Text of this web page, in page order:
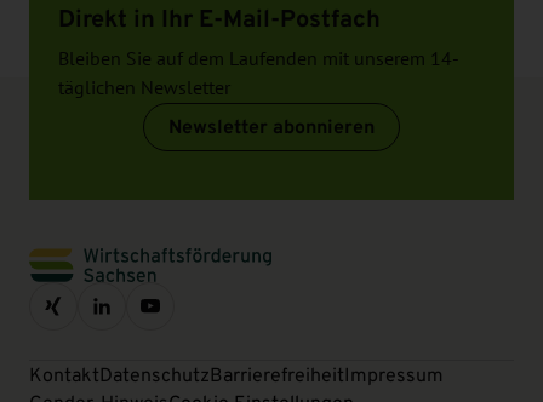
Direkt in Ihr E-Mail-Postfach
Bleiben Sie auf dem Laufenden mit unserem 14-
täglichen Newsletter
Newsletter abonnieren
KontaktDatenschutzBarrierefreiheitImpressum